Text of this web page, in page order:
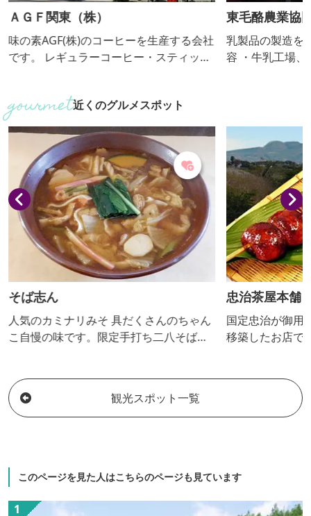
ＡＧＦ関東（株）
味の素AGF(株)のコーヒーを生産する会社
です。 レギュラーコーヒー・スティック
ヒーを製造しています。 ■見学内容・解
説有無 ・スティックコーヒー・ブレン
ディドリップパック・ブレンディボトル
コーヒーなど（生産状況による） ・解
説：あり ■個人の受入 可 ■団体の受入
(人数) 可（10人～50人）
東毛酪農業協
乳製品の製造を行っ
容 ・牛乳工場、チ
～）
近くのグルメスポット
そば志ん
人気のカミナリみそ 具だくさんのちゃん
こ自慢の味です。限定手打ち二八そばも
忠治茶屋本舗
国定忠治が御用
移築したお店で
観光スポット一覧
このページを見た人はこちらのページも見ています